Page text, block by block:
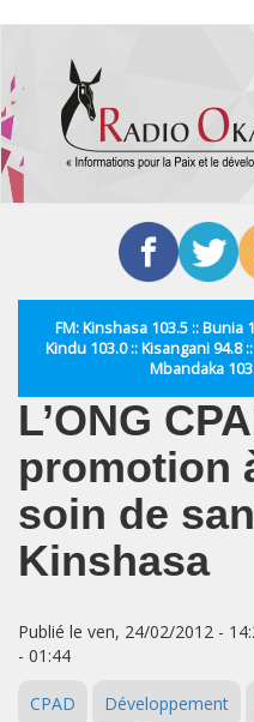
contenu
principal
FM: Kinshasa 103.5 :: Bunia
Kindu 103.0 :: Kisangani 94.8
Mbandaka
L’ONG
promotion
soin de
Kinshasa
Publié le ven, 24/02/2012 -
- 01:44
CPAD Développement